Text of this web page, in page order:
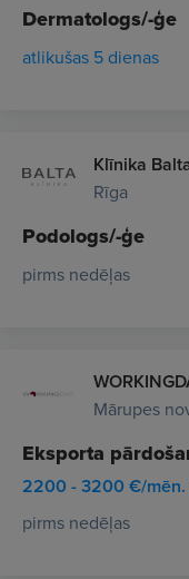
Dermatologs/-ģe
atlikušas 5 dienas
Klīnika
Rīga
Podologs/-ģe
pirms nedēļas
Mārupes
Eksporta
2200 - 3200 €/
pirms nedēļas